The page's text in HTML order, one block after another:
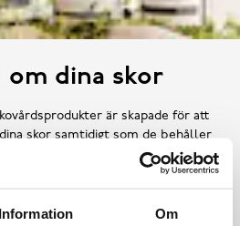
Information Om
om dina skor
är skapade för att
skor samtidigt som de behåller
Från rengöring och återfuktning till
– vi har allt kan tänkas behöva.
Köp skovård